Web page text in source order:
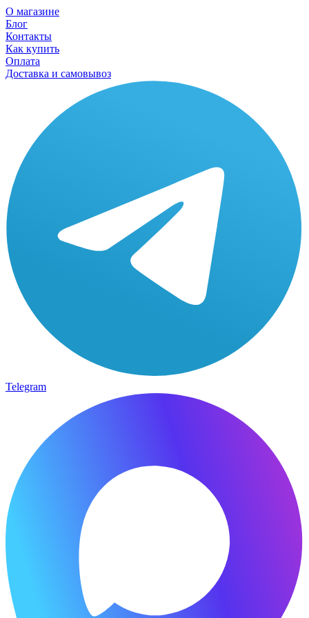
О магазине
Блог
Контакты
Как купить
Оплата
Доставка и самовывоз
Telegram